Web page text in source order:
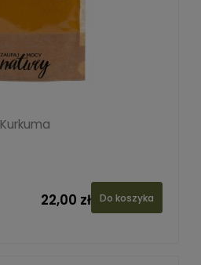
Kurkuma
22,00 zł Do koszyka